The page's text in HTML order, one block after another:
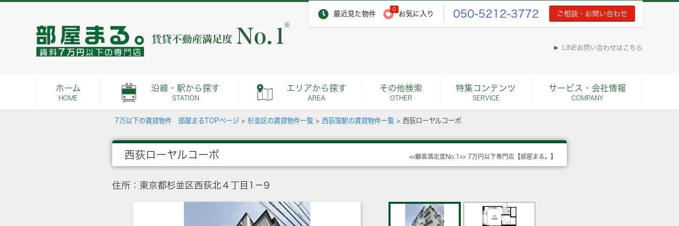
最近見た物件
0
お気に入り 050-5212-3772 ご相談・お問い合わせ
※
LINEお問い合わせはこちら
ホーム
HOME
沿線・駅から探す
STATION
エリアから探す
AREA
その他検索
OTHER
特集コンテンツ
SERVICE
サービス・会社情報
COMPANY
7万以下の賃貸物件 部屋まるTOPページ > 杉並区の賃貸物件一覧 > 西荻窪駅の賃貸物件一覧 > 西荻ローヤルコーポ
西荻ローヤルコーポ <<顧客満足度No.1>> 7万円以下専門店【部屋まる。】
住所：東京都杉並区西荻北４丁目1－9